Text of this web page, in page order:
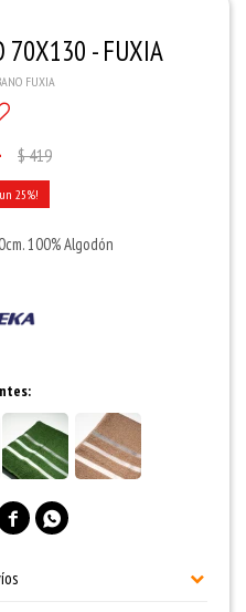
70X130 - FUXIA
FUXIA
$419
25
100% Algodón
 